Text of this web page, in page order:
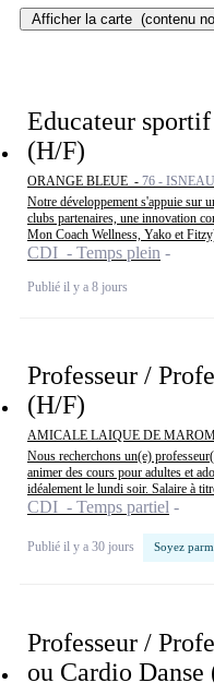
Afficher la carte (contenu
Educateur
(H/F)
ORANGE BLEUE - 76 -
Notre développement s'appuie sur
clubs partenaires, une innovation
Mon Coach Wellness, Yako et Fitzy)
CDI - Temps plein
Publié il y a 8 jours
Professeur /
(H/F)
AMICALE LAIQUE DE
Nous recherchons un(e)
animer des cours pour adultes et
idéalement le lundi soir. Salaire à
CDI - Temps partiel
Publié il y a 30 jours Soyez
Professeur /
ou Cardio Danse